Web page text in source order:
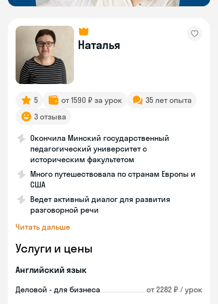
Наталья
5 от 1590 ₽ за урок
35 лет опыта
3 отзыва
Окончила Минский государственный
педагогический университет с
историческим факультетом
Много путешествовала по странам Европы и
США
Ведет активный диалог для развития
разговорной речи
Читать дальше
Услуги и цены
Английский язык
Деловой - для бизнеса от 2282 ₽ / урок